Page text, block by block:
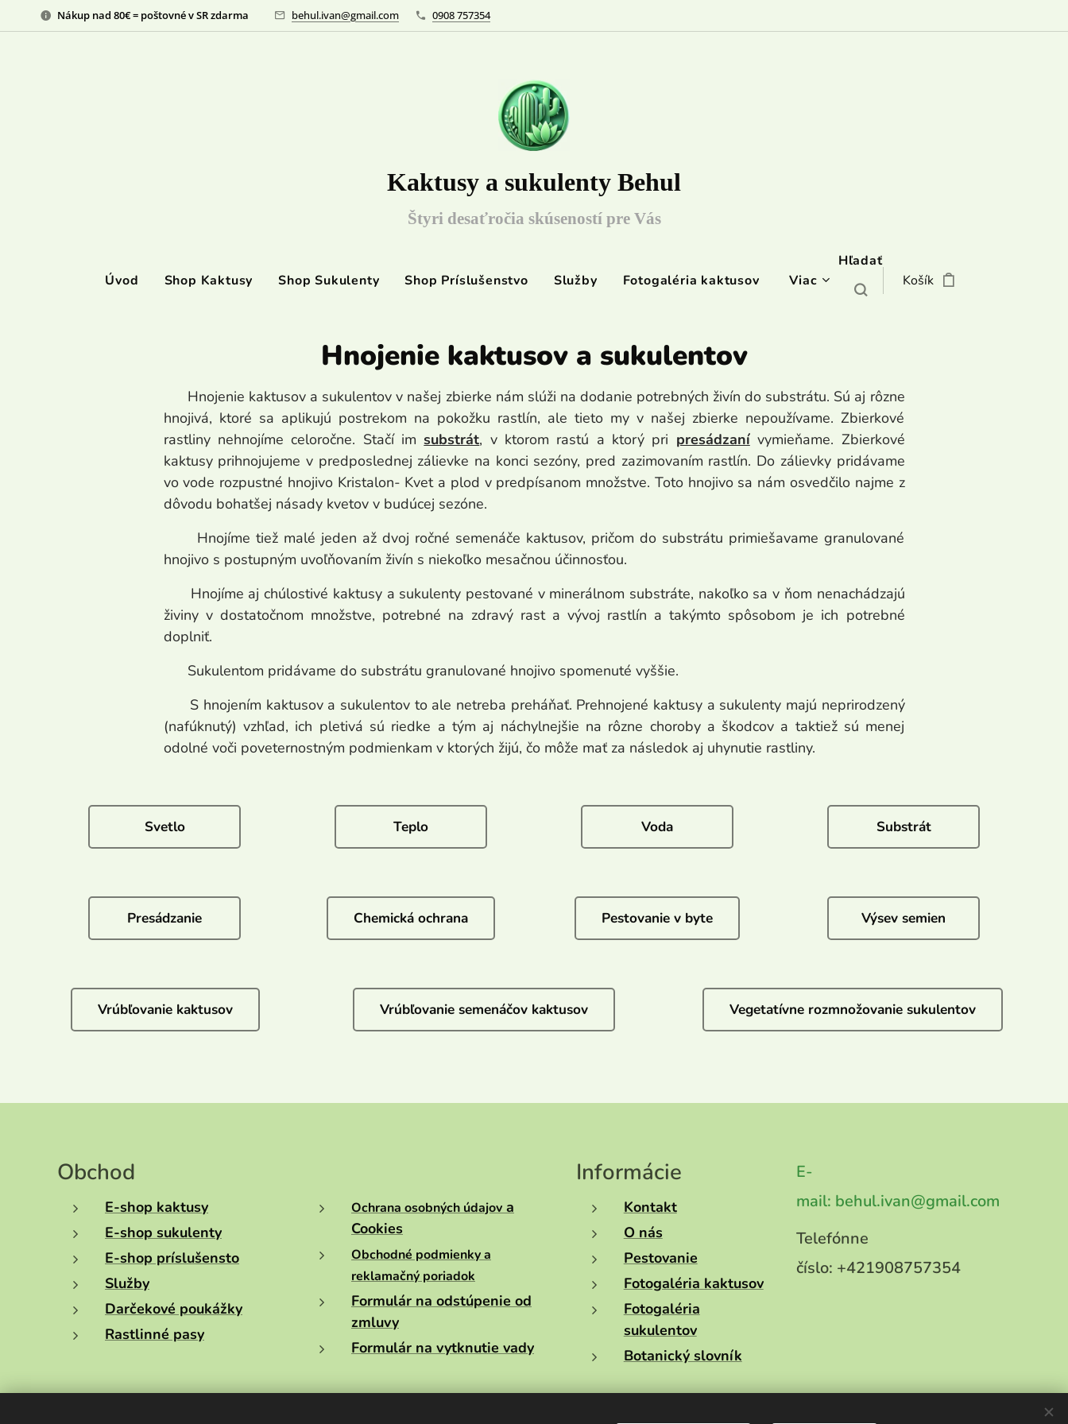
Nákup nad 80€ = poštovné v SR zdarma behul.ivan@gmail.com 0908 757354
Kaktusy a sukulenty Behul
Štyri desaťročia skúseností pre Vás
Úvod Shop Kaktusy Shop Sukulenty Shop Príslušenstvo Služby Fotogaléria kaktusov Viac
Hľadať
Košík
Hnojenie kaktusov a sukulentov
Hnojenie kaktusov a sukulentov v našej zbierke nám slúži na dodanie potrebných živín do substrátu. Sú aj rôzne
hnojivá, ktoré sa aplikujú postrekom na pokožku rastlín, ale tieto my v našej zbierke nepoužívame. Zbierkové
rastliny nehnojíme celoročne. Stačí imsubstrát, v ktorom rastú a ktorý pri presádzanívymieňame. Zbierkové
kaktusy prihnojujeme v predposlednej zálievke na konci sezóny, pred zazimovaním rastlín. Do zálievky pridávame
vo vode rozpustné hnojivo Kristalon- Kvet a plod v predpísanom množstve. Toto hnojivo sa nám osvedčilo najme z
dôvodu bohatšej násady kvetov v budúcej sezóne.
Hnojíme tiež malé jeden až dvoj ročné semenáče kaktusov, pričom do substrátu primiešavame granulované
hnojivo s postupným uvoľňovaním živín s niekoľko mesačnou účinnosťou.
Hnojíme aj chúlostivé kaktusy a sukulenty pestované v minerálnom substráte, nakoľko sa v ňom nenachádzajú
živiny v dostatočnom množstve, potrebné na zdravý rast a vývoj rastlín a takýmto spôsobom je ich potrebné
doplniť.
Sukulentom pridávame do substrátu granulované hnojivo spomenuté vyššie.
S hnojením kaktusov a sukulentov to ale netreba preháňať. Prehnojené kaktusy a sukulenty majú neprirodzený
(nafúknutý) vzhľad, ich pletivá sú riedke a tým aj náchylnejšie na rôzne choroby a škodcov a taktiež sú menej
odolné voči poveternostným podmienkam v ktorých žijú, čo môže mať za následok aj uhynutie rastliny.
Svetlo Teplo Voda Substrát
Presádzanie Chemická ochrana Pestovanie v byte Výsev semien
Vrúbľovanie kaktusov Vrúbľovanie semenáčov kaktusov Vegetatívne rozmnožovanie sukulentov
Obchod
E-shop kaktusy
E-shop sukulenty
E-shop príslušensto
Služby
Darčekové poukážky
Rastlinné pasy
Ochrana osobných údajov a
Cookies
Obchodné podmienky a
reklamačný poriadok
Formulár na odstúpenie od
zmluvy
Formulár na vytknutie vady
Informácie
Kontakt
O nás
Pestovanie
Fotogaléria kaktusov
Fotogaléria
sukulentov
Botanický slovník
E-
mail: behul.ivan@gmail.com
Telefónne
číslo: +421908757354